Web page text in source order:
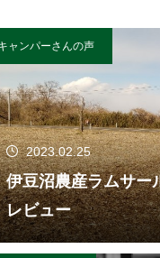
ャンパーさんの声
2023.02.25
伊豆沼農産ラムサー
レビュー